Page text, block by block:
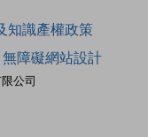
公司
知識產權政策
無障礙網站設計